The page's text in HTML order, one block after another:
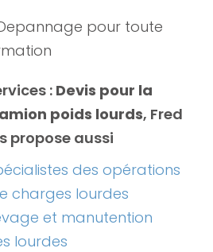
pour toute
: Devis pour la
poids lourds, Fred
propose aussi
des opérations
charges lourdes
et manutention
lourdes